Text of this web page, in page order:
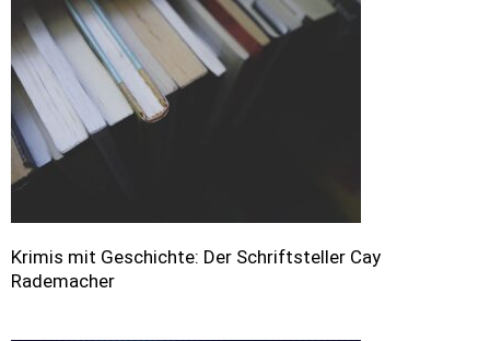
Krimis mit Geschichte: Der Schriftsteller Cay
Rademacher